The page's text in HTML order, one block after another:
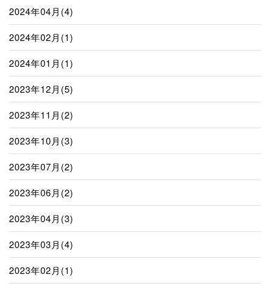
2024年04月(4)
2024年02月(1)
2024年01月(1)
2023年12月(5)
2023年11月(2)
2023年10月(3)
2023年07月(2)
2023年06月(2)
2023年04月(3)
2023年03月(4)
2023年02月(1)